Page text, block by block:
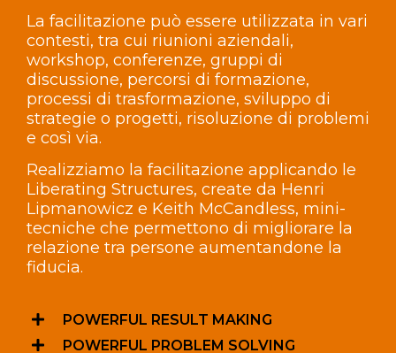
La facilitazione può essere utilizzata in vari
contesti, tra cui riunioni aziendali,
workshop, conferenze, gruppi di
discussione, percorsi di formazione,
processi di trasformazione, sviluppo di
strategie o progetti, risoluzione di problemi
e così via.
Realizziamo la facilitazione applicando le
Liberating Structures, create da Henri
Lipmanowicz e Keith McCandless, mini-
tecniche che permettono di migliorare la
relazione tra persone aumentandone la
fiducia.
POWERFUL RESULT MAKING
POWERFUL PROBLEM SOLVING